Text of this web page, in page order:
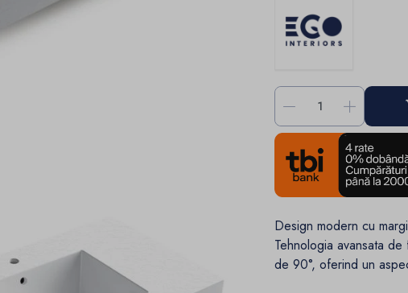
- +
Design modern cu
Tehnologia avansata
de 90°, oferind un